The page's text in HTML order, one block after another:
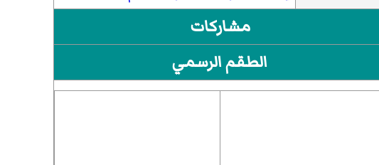
مشاركات
الطقم الرسمي